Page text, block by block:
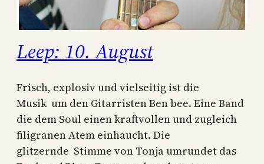
Leep: 10. August
Frisch, explosiv und vielseitig ist die
Musik um den Gitarristen Ben bee. Eine Band
die dem Soul einen kraftvollen und zugleich
filigranen Atem einhaucht. Die
glitzernde Stimme von Tonja umrundet das